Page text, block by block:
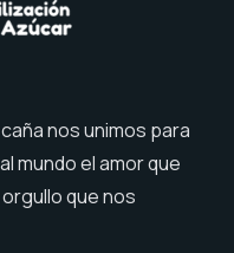
nos unimos para
mundo el amor que
que nos